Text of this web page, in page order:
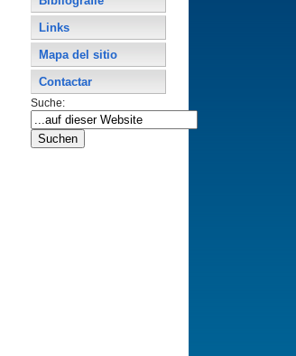
Links
Mapa del sitio
Contactar
Suche: